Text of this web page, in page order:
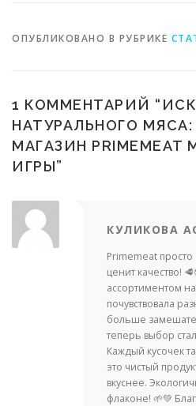
ОПУБЛИКОВАНО В РУБРИКЕ
1 КОММЕНТАРИЙ “
НАТУРАЛЬНОГО
МАГАЗИН
ИГРЫ”
КУЛИКОВА
Primemeat просто
ценит качество!
ассортиментом
почувствовала
больше
теперь выбор
Каждый кусочек
это чистый
вкуснее.
флаконе! 🌱💚